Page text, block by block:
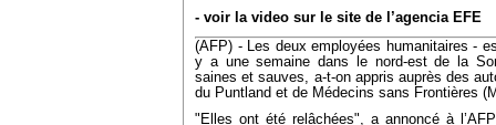
- voir la video sur le site de l’agencia EFE
(AFP) - Les deux employées humanitaires -
y a une semaine dans le nord-est de la
saines et sauves, a-t-on appris auprès des
du Puntland et de Médecins sans Frontières
"Elles ont été relâchées", a annoncé à